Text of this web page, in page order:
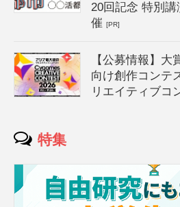
20回記念 特別講
催[PR]
【公募情報】大
向け創作コンテ
リエイティブコ
特集